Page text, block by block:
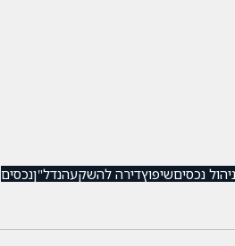
ניהול נכסיםשיפוץדירה להשקעהנדל"ןנכסים